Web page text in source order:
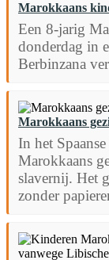
Marokkaans
Een 8-jarig
donderdag in
Berbinzana
Marokkaans
In het
Marokkaans
slavernij. Het
zonder